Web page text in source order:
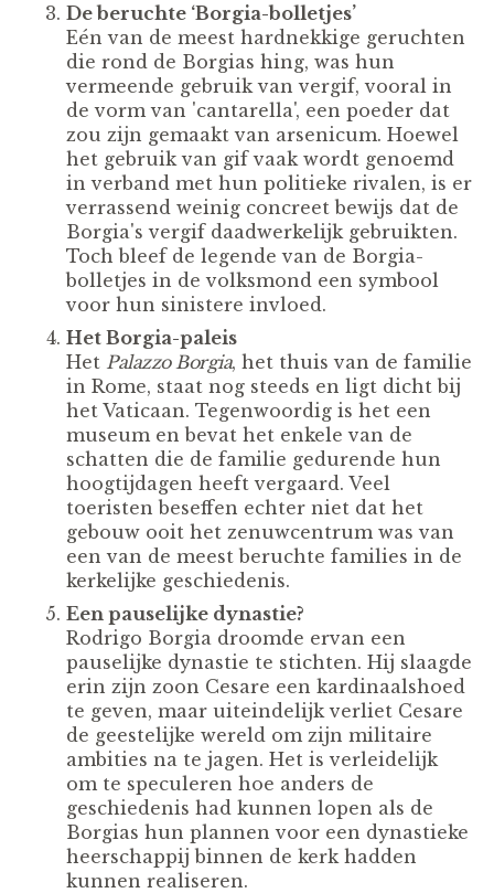
De beruchte ‘Borgia-bolletjes’
Eén van de meest hardnekkige geruchten
die rond de Borgias hing, was hun
vermeende gebruik van vergif, vooral in
de vorm van 'cantarella', een poeder dat
zou zijn gemaakt van arsenicum. Hoewel
het gebruik van gif vaak wordt genoemd
in verband met hun politieke rivalen, is er
verrassend weinig concreet bewijs dat de
Borgia's vergif daadwerkelijk gebruikten.
Toch bleef de legende van de Borgia-
bolletjes in de volksmond een symbool
voor hun sinistere invloed.
Het Borgia-paleis
Het Palazzo Borgia, het thuis van de familie
in Rome, staat nog steeds en ligt dicht bij
het Vaticaan. Tegenwoordig is het een
museum en bevat het enkele van de
schatten die de familie gedurende hun
hoogtijdagen heeft vergaard. Veel
toeristen beseffen echter niet dat het
gebouw ooit het zenuwcentrum was van
een van de meest beruchte families in de
kerkelijke geschiedenis.
Een pauselijke dynastie?
Rodrigo Borgia droomde ervan een
pauselijke dynastie te stichten. Hij slaagde
erin zijn zoon Cesare een kardinaalshoed
te geven, maar uiteindelijk verliet Cesare
de geestelijke wereld om zijn militaire
ambities na te jagen. Het is verleidelijk
om te speculeren hoe anders de
geschiedenis had kunnen lopen als de
Borgias hun plannen voor een dynastieke
heerschappij binnen de kerk hadden
kunnen realiseren.